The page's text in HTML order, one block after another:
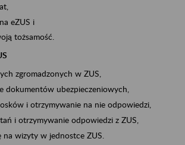
eZUS i
tożsamość.
zgromadzonych w ZUS,
dokumentów ubezpieczeniowych,
i otrzymywanie na nie odpowiedzi,
i otrzymywanie odpowiedzi z ZUS,
na wizyty w jednostce ZUS.